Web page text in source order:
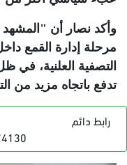
وأكد نصار أن
مرحلة إدارة القمع
التصفية العلنية، في
تدفع باتجاه مزيد من
رابط دائم